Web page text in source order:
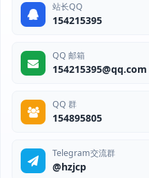
站长QQ
154215395
QQ 邮箱
154215395@qq.com
QQ 群
154895805
Telegram交流群
@hzjcp